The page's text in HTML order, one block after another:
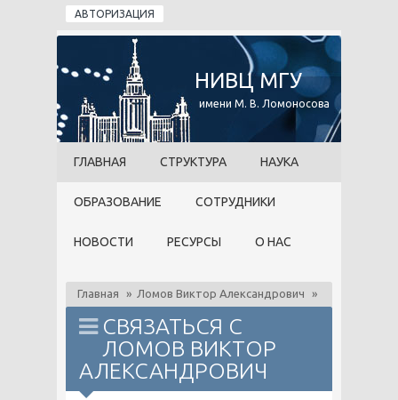
Перейти к основному содержанию
АВТОРИЗАЦИЯ
НИВЦ МГУ
имени М. В. Ломоносова
ГЛАВНАЯ СТРУКТУРА НАУКА
ОБРАЗОВАНИЕ СОТРУДНИКИ
НОВОСТИ РЕСУРСЫ О НАС
Главная » Ломов Виктор Александрович »
СВЯЗАТЬСЯ С
ЛОМОВ ВИКТОР
АЛЕКСАНДРОВИЧ